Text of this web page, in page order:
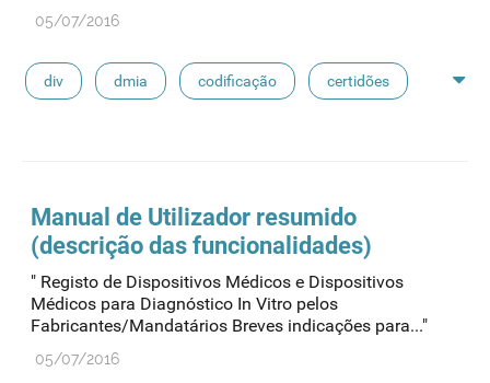
05/07/2016
div dmia codificação certidões
Manual de Utilizador resumido
(descrição das funcionalidades)
" Registo de Dispositivos Médicos e Dispositivos
Médicos para Diagnóstico In Vitro pelos
Fabricantes/Mandatários Breves indicações para..."
05/07/2016